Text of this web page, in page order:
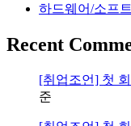
하드웨어/소프
Recent
[취업조언] 첫
준